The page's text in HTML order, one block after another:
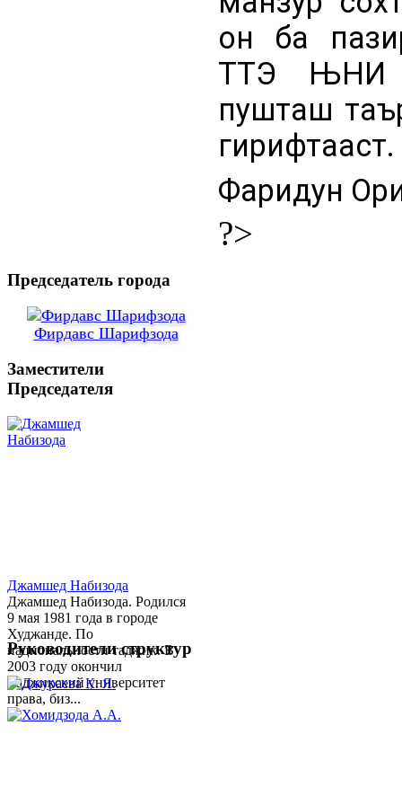
он ба
ТТЭ ЊНИ
пушташ
гирифтааст.
Фаридун
?>
Председатель города
Фирдавс Шарифзода
Заместители
Председателя
Джамшед Набизода
Джамшед Набизода. Родился
9 мая 1981 года в городе
Худжанде. По
национальности таджик. В
2003 году окончил
Таджикский университет
права, биз...
Руководители структур